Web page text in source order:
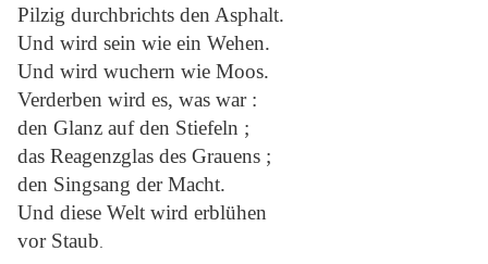
Pilzig durchbrichts den Asphalt.
Und wird sein wie ein Wehen.
Und wird wuchern wie Moos.
Verderben wird es, was war :
den Glanz auf den Stiefeln ;
das Reagenzglas des Grauens ;
den Singsang der Macht.
Und diese Welt wird erblühen
vor Staub